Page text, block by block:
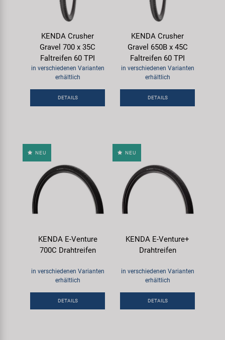
KENDA Crusher
Gravel 700 x 35C
Faltreifen 60 TPI
in verschiedenen Varianten
erhältlich
DETAILS
KENDA Crusher
Gravel 650B x 45C
Faltreifen 60 TPI
in verschiedenen Varianten
erhältlich
DETAILS
NEU
KENDA E-Venture
700C Drahtreifen
in verschiedenen Varianten
erhältlich
DETAILS
NEU
KENDA E-Venture+
Drahtreifen
in verschiedenen Varianten
erhältlich
DETAILS